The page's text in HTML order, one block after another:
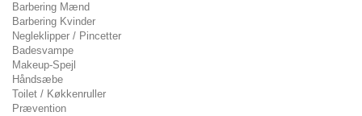
Barbering Mænd
Barbering Kvinder
Negleklipper / Pincetter
Badesvampe
Makeup-Spejl
Håndsæbe
Toilet / Køkkenruller
Prævention